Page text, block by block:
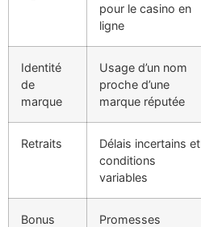
pour le casino en
ligne
Identité
de
marque
Usage d’un nom
proche d’une
marque réputée
Retraits
Délais incertains et
conditions
variables
Bonus
Promesses